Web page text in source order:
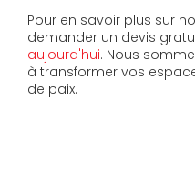
Pour en savoir plus sur
demander un devis
aujourd'hui. Nous
à transformer vos
de paix.